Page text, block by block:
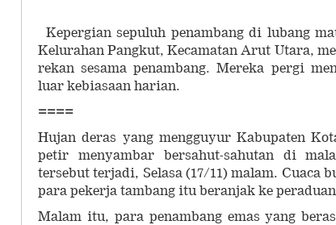
Kepergian sepuluh penambang di lubang
Kelurahan Pangkut, Kecamatan Arut Utara,
rekan sesama penambang. Mereka pergi
luar kebiasaan harian.
====
Hujan deras yang mengguyur Kabupaten
petir menyambar bersahut-sahutan di
tersebut terjadi, Selasa (17/11) malam. Cuaca
para pekerja tambang itu beranjak ke
Malam itu, para penambang emas yang